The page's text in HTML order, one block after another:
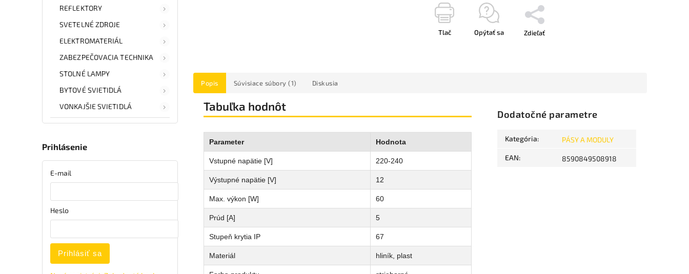
REFLEKTORY
SVETELNÉ ZDROJE
ELEKTROMATERIÁL
ZABEZPEČOVACIA TECHNIKA
STOLNÉ LAMPY
BYTOVÉ SVIETIDLÁ
VONKAJŠIE SVIETIDLÁ
Prihlásenie
E-mail
Heslo
Prihlásiť sa
Tlač Opýtať sa Zdieľať
Popis Súvisiace súbory (1) Diskusia
Tabuľka hodnôt
Parameter Hodnota
Vstupné napätie [V] 220-240
Výstupné napätie [V] 12
Max. výkon [W] 60
Prúd [A] 5
Stupeň krytia IP 67
Materiál hliník, plast
Dodatočné parametre
Kategória: PÁSY A MODULY
EAN: 8590849508918